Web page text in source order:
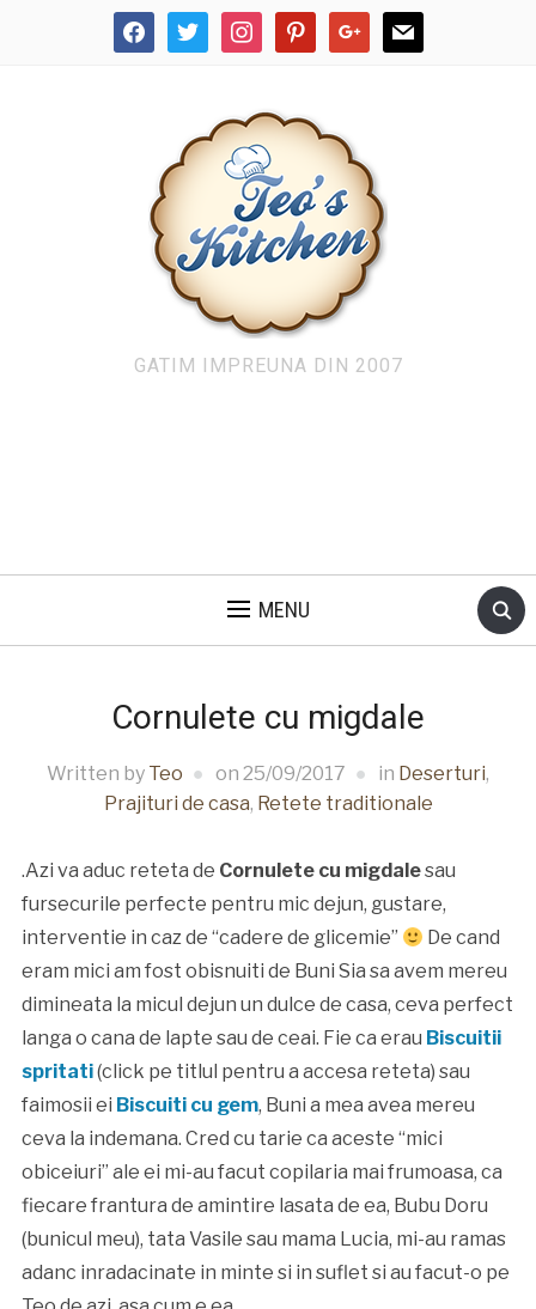
facebooktwitter instagrampinterestgoogle mail
GATIM IMPREUNA DIN 2007
MENU
Cornulete cu migdale
Written by Teo on 25/09/2017 in Deserturi,
Prajituri de casa, Retete traditionale
.Azi va aduc reteta de Cornulete cu migdalesau
fursecurile perfecte pentru mic dejun, gustare,
interventie in caz de “cadere de glicemie”
De cand
eram mici am fost obisnuiti de Buni Sia sa avem mereu
dimineata la micul dejun un dulce de casa, ceva perfect
langa o cana de lapte sau de ceai. Fie ca erau Biscuitii
spritati(click pe titlul pentru a accesa reteta) sau
faimosii ei Biscuiti cu gem, Buni a mea avea mereu
ceva la indemana. Cred cu tarie ca aceste “mici
obiceiuri” ale ei mi-au facut copilaria mai frumoasa, ca
fiecare frantura de amintire lasata de ea, Bubu Doru
(bunicul meu), tata Vasile sau mama Lucia, mi-au ramas
adanc inradacinate in minte si in suflet si au facut-o pe